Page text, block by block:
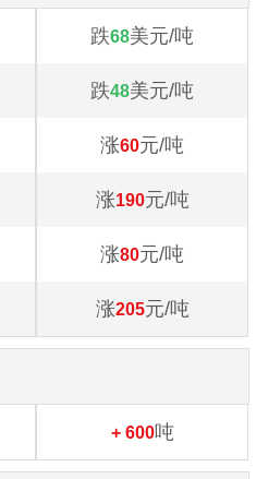
跌68美元/吨
跌48美元/吨
涨60元/吨
涨190元/吨
涨80元/吨
涨205元/吨
+ 600吨